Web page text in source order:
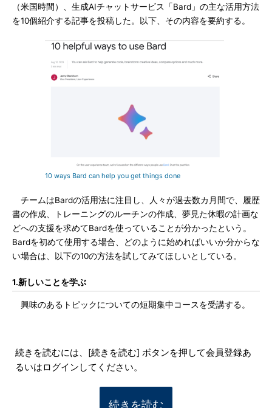
（米国時間）、生成AIチャットサービス「Bard」の主な活用方法
を10個紹介する記事を投稿した。以下、その内容を要約する。
10 ways Bard can help you get things done
チームはBardの活用法に注目し、人々が過去数カ月間で、履歴
書の作成、トレーニングのルーチンの作成、夢見た休暇の計画な
どへの支援を求めてBardを使っていることが分かったという。
Bardを初めて使用する場合、どのように始めればいいか分からな
い場合は、以下の10の方法を試してみてほしいとしている。
1.新しいことを学ぶ
興味のあるトピックについての短期集中コースを受講する。
続きを読むには、[続きを読む] ボタンを押して会員登録あ
るいはログインしてください。
続きを読む